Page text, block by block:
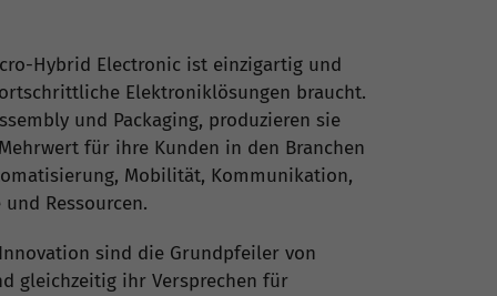
Hybrid Electronic ist einzigartig und
Elektroniklösungen braucht.
und Packaging, produzieren sie
für ihre Kunden in den Branchen
Mobilität, Kommunikation,
Ressourcen.
sind die Grundpfeiler von
gleichzeitig ihr Versprechen für